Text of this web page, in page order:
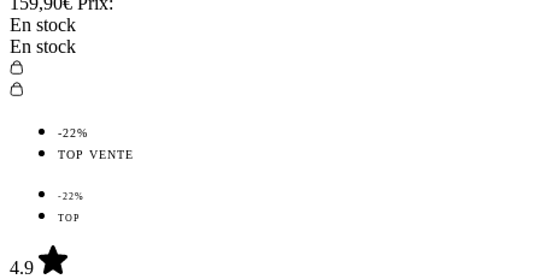
En stock
En stock
-22%
TOP VENTE
-22%
TOP
4.9